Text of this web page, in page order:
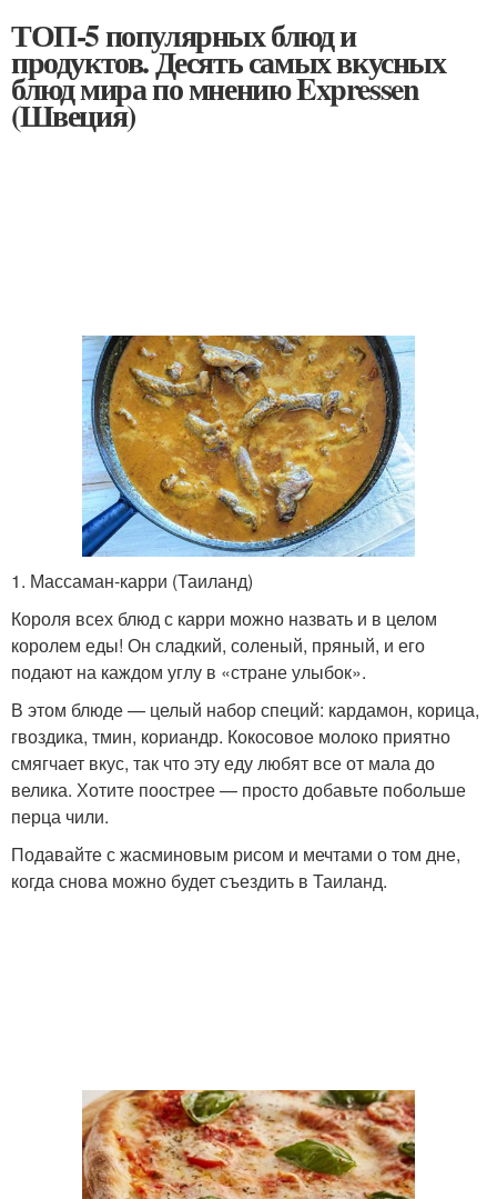
ТОП-5 популярных блюд и
продуктов. Десять самых вкусных
блюд мира по мнению Expressen
(Швеция)
1. Массаман-карри (Таиланд)
Короля всех блюд с карри можно назвать и в целом
королем еды! Он сладкий, соленый, пряный, и его
подают на каждом углу в «стране улыбок».
В этом блюде — целый набор специй: кардамон, корица,
гвоздика, тмин, кориандр. Кокосовое молоко приятно
смягчает вкус, так что эту еду любят все от мала до
велика. Хотите поострее — просто добавьте побольше
перца чили.
Подавайте с жасминовым рисом и мечтами о том дне,
когда снова можно будет съездить в Таиланд.